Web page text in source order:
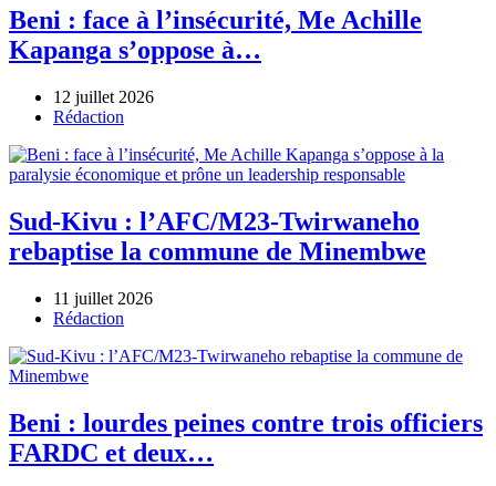
Beni : face à l’insécurité, Me Achille
Kapanga s’oppose à…
12 juillet 2026
Author
Rédaction
Sud-Kivu : l’AFC/M23-Twirwaneho
rebaptise la commune de Minembwe
11 juillet 2026
Author
Rédaction
Beni : lourdes peines contre trois officiers
FARDC et deux…